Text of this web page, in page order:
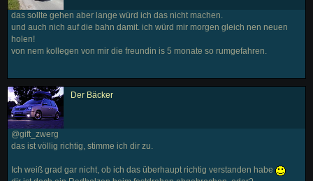
das sollte gehen aber lange würd ich das nicht machen.
und auch nich auf die bahn damit. ich würd mir morgen gleich nen neuen
holen!
von nem kollegen von mir die freundin is 5 monate so rumgefahren.
Der Bäcker
@gift_zwerg
das ist völlig richtig, stimme ich dir zu.
Ich weiß grad gar nicht, ob ich das überhaupt richtig verstanden habe